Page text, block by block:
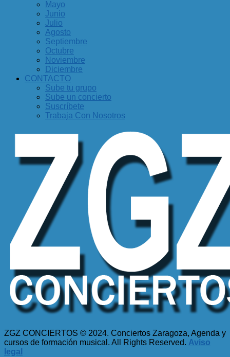
Mayo
Junio
Julio
Agosto
Septiembre
Octubre
Noviembre
Diciembre
CONTACTO
Sube tu grupo
Sube un concierto
Suscríbete
Trabaja Con Nosotros
ZGZ CONCIERTOS © 2024. Conciertos Zaragoza, Agenda y
cursos de formación musical. All Rights Reserved. Aviso
legal